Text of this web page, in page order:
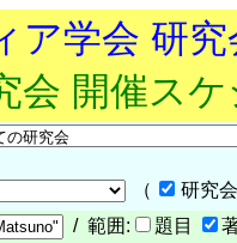
ア学会 研
会 開催ス
（
研究
/ 範囲: 題目